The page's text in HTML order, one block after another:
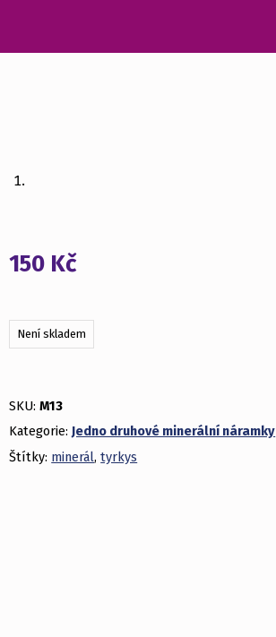
150 Kč
Není skladem
SKU:M13
Kategorie:Jedno druhové minerální náramky
Štítky: minerál,tyrkys